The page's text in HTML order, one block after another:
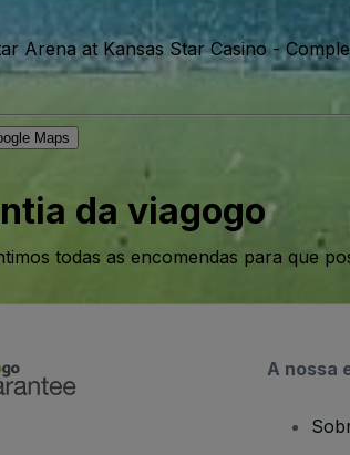
Arena at Kansas Star Casino -
Maps
da viagogo
todas as encomendas para que
A nossa